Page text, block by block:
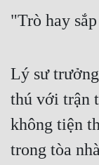
Truyện Dịch
Truyện Nhập Môn
Truyện ngắn
Xa Lộ Dịch
"Trò hay
Lý sư
thú với trận
không tiện
trong tòa